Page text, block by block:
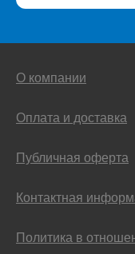
О компании
Оплата и доставка
Публичная оферта
Контактная
Политика в